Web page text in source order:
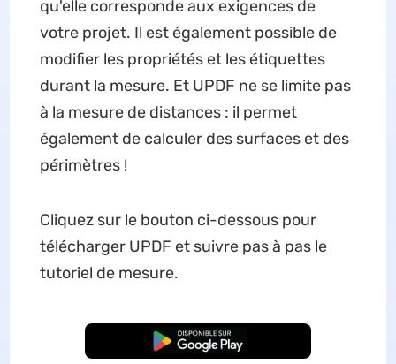
qu'elle corresponde aux exigences de
votre projet. Il est également possible de
modifier les propriétés et les étiquettes
durant la mesure. Et UPDF ne se limite pas
à la mesure de distances : il permet
également de calculer des surfaces et des
périmètres !
Cliquez sur le bouton ci-dessous pour
télécharger UPDF et suivre pas à pas le
tutoriel de mesure.
TÉLÉCHARGER